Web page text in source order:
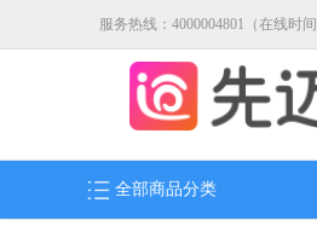
服务热线：4000004801（在线时间
全部商品分类